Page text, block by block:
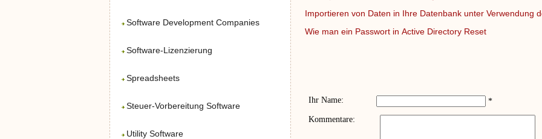
Software Development Companies
Software-Lizenzierung
Spreadsheets
Steuer-Vorbereitung Software
Utility Software
Importieren von Daten in Ihre Datenbank unter Verwendung
Wie man ein Passwort in Active Directory Reset
Ihr Name:
*
Kommentare: